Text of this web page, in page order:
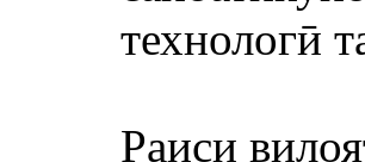
технологӣ
Раиси